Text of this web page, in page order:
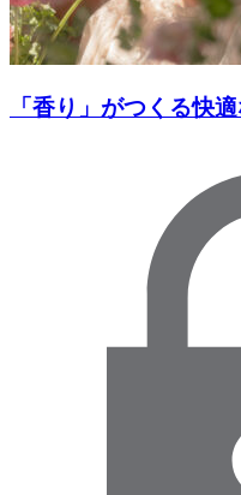
「香り」がつくる快